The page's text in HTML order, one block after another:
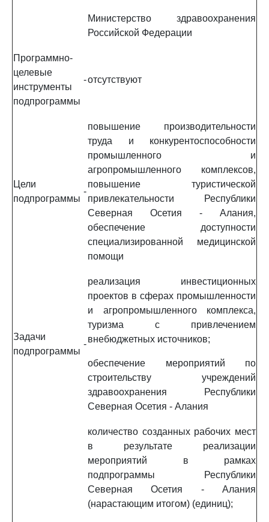
Министерство здравоохранения
Российской Федерации
Программно-
целевые
инструменты
подпрограммы
-отсутствуют
Цели
подпрограммы
-
повышение производительности
труда и конкурентоспособности
промышленного и
агропромышленного комплексов,
повышение туристической
привлекательности Республики
Северная Осетия - Алания,
обеспечение доступности
специализированной медицинской
помощи
Задачи
подпрограммы
-
реализация инвестиционных
проектов в сферах промышленности
и агропромышленного комплекса,
туризма с привлечением
внебюджетных источников;
обеспечение мероприятий по
строительству учреждений
здравоохранения Республики
Северная Осетия - Алания
количество созданных рабочих мест
в результате реализации
мероприятий в рамках
подпрограммы Республики
Северная Осетия - Алания
(нарастающим итогом) (единиц);